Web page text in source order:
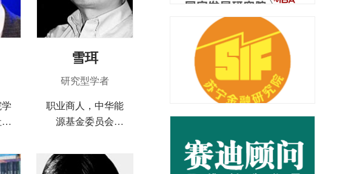
雪珥
研究型学者
职业商人，中华能
源基金委员会
师、文化部恭王府
管理中心特聘研究